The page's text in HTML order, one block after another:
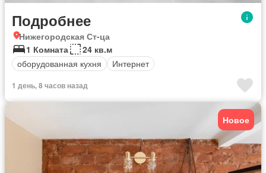
Подробнее
Нижегородская Ст-ца
1 Комната
24 кв.м
оборудованная кухня
Интернет
1 день, 8 часов назад
Новое